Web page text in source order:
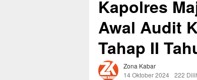
Kapolres
Awal Audit
Tahap II
Zona Kabar
14 Oktober 2024 222